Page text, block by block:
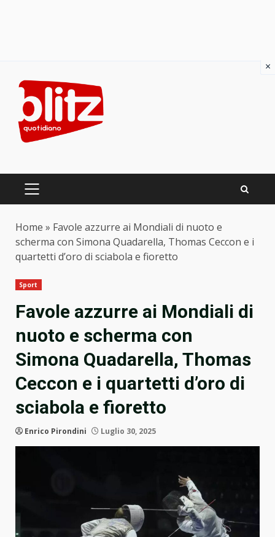
content
PRIMARY
Home » Favole azzurre ai Mondiali di nuoto e
scherma con Simona Quadarella, Thomas Ceccon e i
quartetti d’oro di sciabola e fioretto
Sport
Favole azzurre ai Mondiali di
nuoto e scherma con
Simona Quadarella, Thomas
Ceccon e i quartetti d’oro di
sciabola e fioretto
Enrico Pirondini Luglio 30, 2025
×